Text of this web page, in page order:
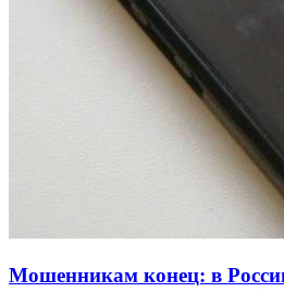
Сладкий праздник в
парке прошёл фестиваль
Мошенникам конец: в